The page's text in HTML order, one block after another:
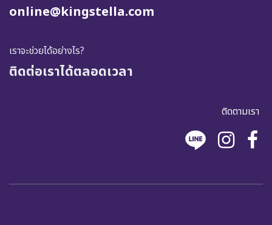
online@kingstella.com
เราจะช่วยได้อย่างไร?
ติดต่อเราได้ตลอดเวลา
ติดตามเรา